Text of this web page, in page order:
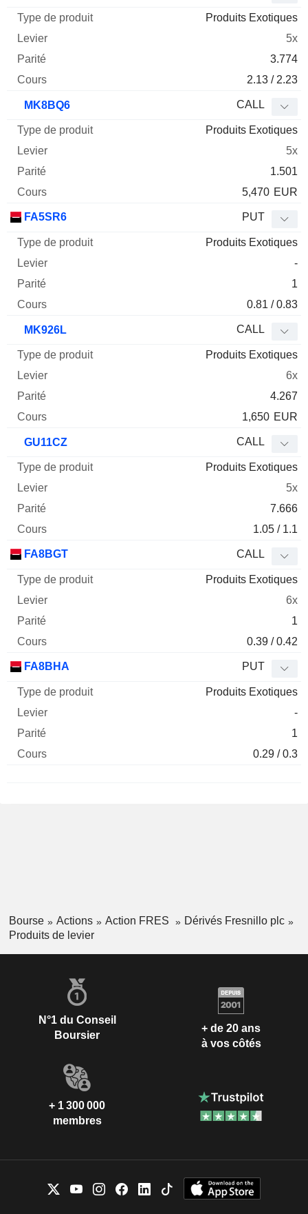
Produits Exotiques
5x
3.774
2.13 / 2.23
MK8BQ6 CALL
Produits Exotiques
5x
1.501
5,470 EUR
FA5SR6 PUT
Produits Exotiques
-
1
0.81 / 0.83
MK926L CALL
Produits Exotiques
6x
4.267
1,650 EUR
GU11CZ CALL
Produits Exotiques
5x
7.666
1.05 / 1.1
FA8BGT CALL
Produits Exotiques
6x
1
0.39 / 0.42
FA8BHA PUT
Produits Exotiques
-
1
0.29 / 0.3
Bourse Actions Action FRES
Dérivés Fresnillo plc
Produits de levier
N°1 du Conseil
Boursier
+ de 20 ans
à vos côtés
+ 1 300 000
membres